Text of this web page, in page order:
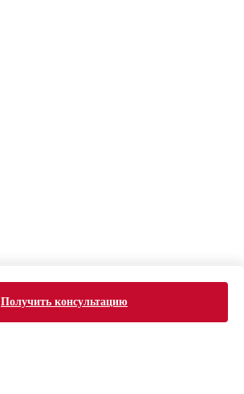
Получить консультацию